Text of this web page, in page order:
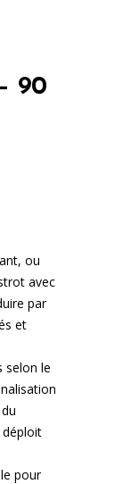
90
ou
avec
par
et
selon le
déploit
pour